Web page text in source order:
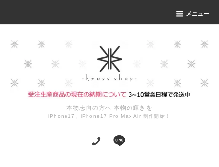
メニュー
本物志向の方へ 本物の輝きを
iPhone17、iPhone17 Pro Max Air 制作開始！